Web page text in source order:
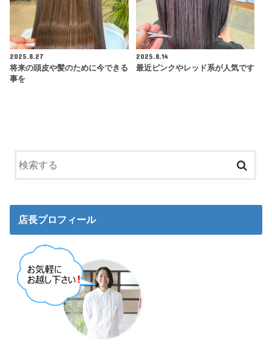
2025.8.27
将来の頭皮や髪のために今できる
事を
2025.8.14
最近ピンクやレッド系が人気です
店長プロフィール